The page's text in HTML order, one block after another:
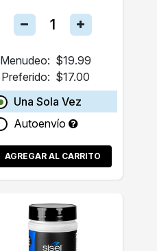
Menudeo: $19.99
Preferido: $17.00
Una Sola Vez
Autoenvío
AGREGAR AL CARRITO